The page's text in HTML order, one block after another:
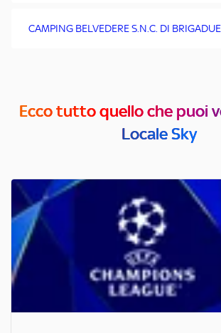
CAMPING BELVEDERE S.N.C. DI
Ecco tutto quello che puoi
Locale Sky